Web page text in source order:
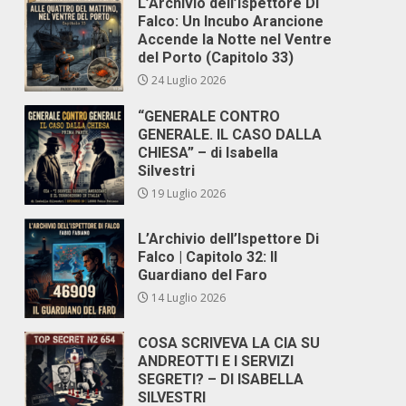
Falco: Un Incubo Arancione
Accende la Notte nel Ventre
del Porto (Capitolo 33)
24 Luglio 2026
“GENERALE CONTRO
GENERALE. IL CASO DALLA
CHIESA” – di Isabella
Silvestri
19 Luglio 2026
L’Archivio dell’Ispettore Di
Falco | Capitolo 32: Il
Guardiano del Faro
14 Luglio 2026
COSA SCRIVEVA LA CIA SU
ANDREOTTI E I SERVIZI
SEGRETI? – DI ISABELLA
SILVESTRI